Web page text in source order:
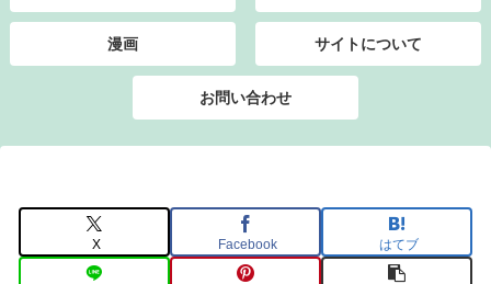
漫画 サイトについて
お問い合わせ
X Facebook はてブ